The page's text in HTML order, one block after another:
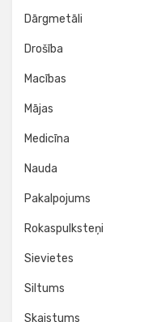
Dārgmetāli
Drošība
Macības
Mājas
Medicīna
Nauda
Pakalpojums
Rokaspulksteņi
Sievietes
Siltums
Skaistums